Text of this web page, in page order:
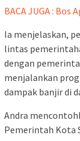
BACA JUGA : Bos
Ia menjelaskan,
lintas
dengan
menjalankan
dampak banjir di
Andra
Pemerintah Kota